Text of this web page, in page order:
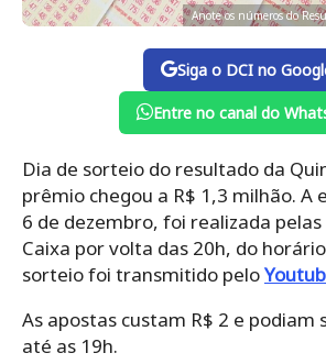
Anote os números do
Siga o DCI no
Entre no canal do
Dia de sorteio do resultado da
prêmio chegou a R$ 1,3 milhão. A
6 de dezembro, foi realizada
Caixa por volta das 20h, do
sorteio foi transmitido pelo
As apostas custam R$ 2 e podiam
até as 19h.